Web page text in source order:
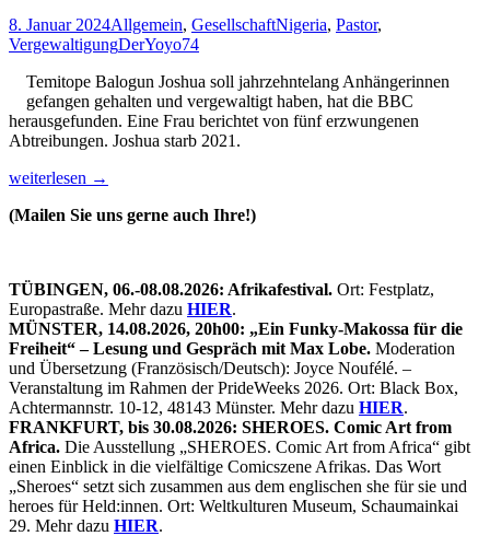
einsperren
kann“
8. Januar 2024Allgemein, GesellschaftNigeria, Pastor,
VergewaltigungDerYoyo74
Temitope Balogun Joshua soll jahrzehntelang Anhängerinnen
gefangen gehalten und vergewaltigt haben, hat die BBC
herausgefunden. Eine Frau berichtet von fünf erzwungenen
Abtreibungen. Joshua starb 2021.
Lesetipp/Spiegel:
Massenprediger
haben
weiterlesen →
(Mailen Sie uns gerne auch Ihre!)
TÜBINGEN, 06.-08.08.2026: Afrikafestival. Ort: Festplatz,
Europastraße. Mehr dazu HIER.
MÜNSTER, 14.08.2026, 20h00: „Ein Funky-Makossa für die
Freiheit“ – Lesung und Gespräch mit Max Lobe. Moderation
und Übersetzung (Französisch/Deutsch): Joyce Noufélé. –
Veranstaltung im Rahmen der PrideWeeks 2026. Ort: Black Box,
Achtermannstr. 10-12, 48143 Münster. Mehr dazu HIER.
FRANKFURT, bis 30.08.2026: SHEROES. Comic Art from
Africa. Die Ausstellung „SHEROES. Comic Art from Africa“ gibt
einen Einblick in die vielfältige Comicszene Afrikas. Das Wort
„Sheroes“ setzt sich zusammen aus dem englischen she für sie und
heroes für Held:innen. Ort: Weltkulturen Museum, Schaumainkai
29. Mehr dazu HIER.